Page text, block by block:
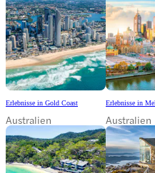
Erlebnisse in Gold Coast
Australien
Erlebnisse in
Australien